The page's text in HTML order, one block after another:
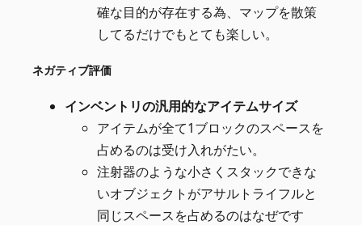
確な目的が存在する為、マップを散策
してるだけでもとても楽しい。
ネガティブ評価
インベントリの汎用的なアイテムサイズ
アイテムが全て1ブロックのスペースを
占めるのは受け入れがたい。
注射器のような小さくスタックできな
いオブジェクトがアサルトライフルと
同じスペースを占めるのはなぜです